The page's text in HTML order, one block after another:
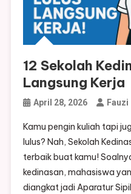
12 Sekolah
Langsung Kerja
April 28, 2026 Fauzi
Kamu pengin kuliah tapi
lulus? Nah, Sekolah
terbaik buat kamu!
kedinasan, mahasiswa
diangkat jadi Aparatur